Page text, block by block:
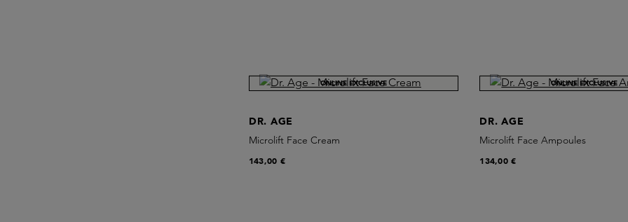
ONLINE EXCLUSIVE
DR. AGE
Microlift Face Cream
143,00 €
ONLINE EXCLUSIVE
DR. AGE
Microlift Face Ampoules
134,00 €